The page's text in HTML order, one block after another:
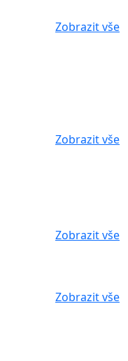
Zobrazit vše
Zobrazit vše
Zobrazit vše
Zobrazit vše